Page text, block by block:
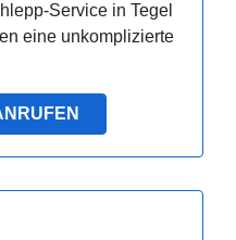
Service in Tegel
eine unkomplizierte